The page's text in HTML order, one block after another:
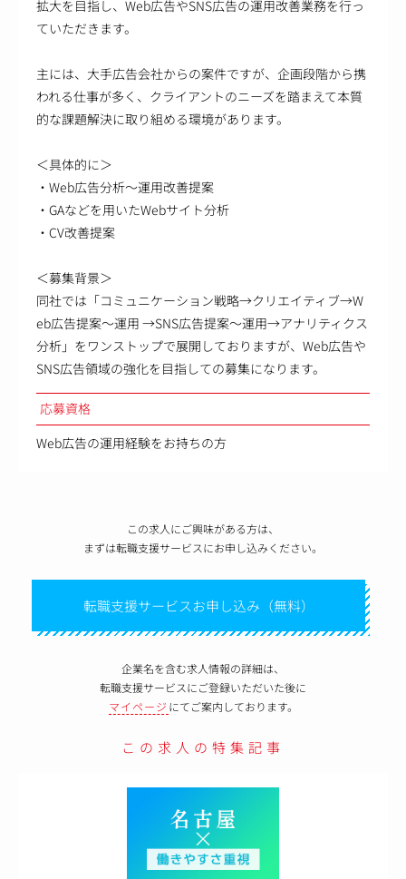
拡大を目指し、Web広告やSNS広告の運用改善業務を行っ
ていただきます。
主には、大手広告会社からの案件ですが、企画段階から携
われる仕事が多く、クライアントのニーズを踏まえて本質
的な課題解決に取り組める環境があります。
＜具体的に＞
・Web広告分析～運用改善提案
・GAなどを用いたWebサイト分析
・CV改善提案
＜募集背景＞
同社では「コミュニケーション戦略→クリエイティブ→W
eb広告提案～運用 →SNS広告提案～運用→アナリティクス
分析」をワンストップで展開しておりますが、Web広告や
SNS広告領域の強化を目指しての募集になります。
応募資格
Web広告の運用経験をお持ちの方
この求人にご興味がある方は、
まずは転職支援サービスにお申し込みください。
転職支援サービスお申し込み（無料）
企業名を含む求人情報の詳細は、
転職支援サービスにご登録いただいた後に
マイページ にてご案内しております。
この求人の特集記事